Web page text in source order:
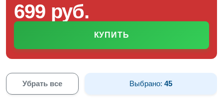
699 руб.
КУПИТЬ
Убрать все Выбрано:45